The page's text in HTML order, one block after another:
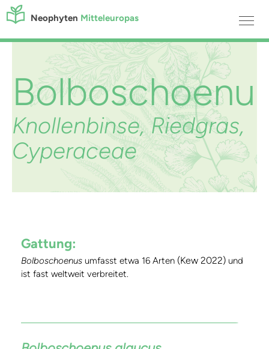
Neophyten Mitteleuropas
Knollenbinse, Riedgras,
Cyperaceae
Gattung:
Bolboschoenus umfasst etwa 16 Arten (Kew 2022) und
ist fast weltweit verbreitet.